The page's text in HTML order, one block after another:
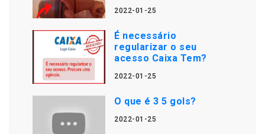
2022-01-25
É necessário
regularizar o seu
acesso Caixa Tem?
2022-01-25
O que é 3 5 gols?
2022-01-25